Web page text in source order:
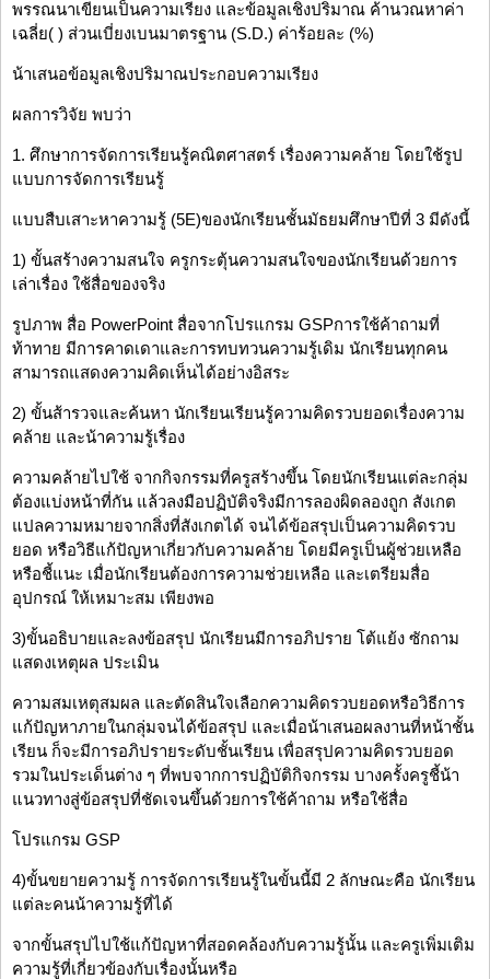
พรรณนาเขียนเป็นความเรียง และข้อมูลเชิงปริมาณ ค้านวณหาค่า
เฉลี่ย( ) ส่วนเบี่ยงเบนมาตรฐาน (S.D.) ค่าร้อยละ (%)
น้าเสนอข้อมูลเชิงปริมาณประกอบความเรียง
ผลการวิจัย พบว่า
1. ศึกษาการจัดการเรียนรู้คณิตศาสตร์ เรื่องความคล้าย โดยใช้รูป
แบบการจัดการเรียนรู้
แบบสืบเสาะหาความรู้ (5E)ของนักเรียนชั้นมัธยมศึกษาปีที่ 3 มีดังนี้
1) ขั้นสร้างความสนใจ ครูกระตุ้นความสนใจของนักเรียนด้วยการ
เล่าเรื่อง ใช้สื่อของจริง
รูปภาพ สื่อ PowerPoint สื่อจากโปรแกรม GSPการใช้ค้าถามที่
ท้าทาย มีการคาดเดาและการทบทวนความรู้เดิม นักเรียนทุกคน
สามารถแสดงความคิดเห็นได้อย่างอิสระ
2) ขั้นส้ารวจและค้นหา นักเรียนเรียนรู้ความคิดรวบยอดเรื่องความ
คล้าย และน้าความรู้เรื่อง
ความคล้ายไปใช้ จากกิจกรรมที่ครูสร้างขึ้น โดยนักเรียนแต่ละกลุ่ม
ต้องแบ่งหน้าที่กัน แล้วลงมือปฏิบัติจริงมีการลองผิดลองถูก สังเกต
แปลความหมายจากสิ่งที่สังเกตได้ จนได้ข้อสรุปเป็นความคิดรวบ
ยอด หรือวิธีแก้ปัญหาเกี่ยวกับความคล้าย โดยมีครูเป็นผู้ช่วยเหลือ
หรือชี้แนะ เมื่อนักเรียนต้องการความช่วยเหลือ และเตรียมสื่อ
อุปกรณ์ ให้เหมาะสม เพียงพอ
3)ขั้นอธิบายและลงข้อสรุป นักเรียนมีการอภิปราย โต้แย้ง ซักถาม
แสดงเหตุผล ประเมิน
ความสมเหตุสมผล และตัดสินใจเลือกความคิดรวบยอดหรือวิธีการ
แก้ปัญหาภายในกลุ่มจนได้ข้อสรุป และเมื่อน้าเสนอผลงานที่หน้าชั้น
เรียน ก็จะมีการอภิปรายระดับชั้นเรียน เพื่อสรุปความคิดรวบยอด
รวมในประเด็นต่าง ๆ ที่พบจากการปฏิบัติกิจกรรม บางครั้งครูชี้น้า
แนวทางสู่ข้อสรุปที่ชัดเจนขึ้นด้วยการใช้ค้าถาม หรือใช้สื่อ
โปรแกรม GSP
4)ขั้นขยายความรู้ การจัดการเรียนรู้ในขั้นนี้มี 2 ลักษณะคือ นักเรียน
แต่ละคนน้าความรู้ที่ได้
จากขั้นสรุปไปใช้แก้ปัญหาที่สอดคล้องกับความรู้นั้น และครูเพิ่มเติม
ความรู้ที่เกี่ยวข้องกับเรื่องนั้นหรือ